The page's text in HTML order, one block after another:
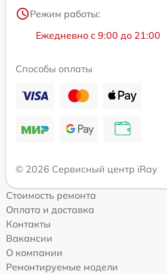
Режим работы:
Ежедневно с 9:00 до 21:00
Способы оплаты
© 2026 Сервисный центр iRay
Стоимость ремонта
Оплата и доставка
Контакты
Вакансии
О компании
Ремонтируемые модели